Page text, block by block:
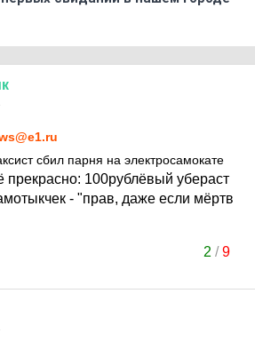
сбил парня на электросамокате
прекрасно: 100рублёвый убераст
- "прав, даже если мёртв
2 /9